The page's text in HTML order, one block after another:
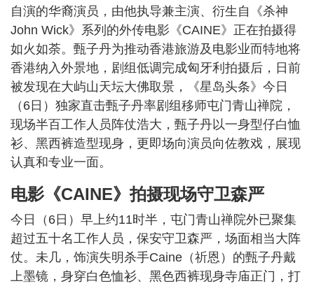
自演的华裔演员，由他执导兼主演、衍生自《杀神
John Wick》系列的外传电影《CAINE》正在拍摄得
如火如荼。甄子丹为推动香港旅游及电影业而特地将
香港纳入外景地，剧组低调完成匈牙利拍摄后，日前
被发现在大屿山天坛大佛取景，《星岛头条》今日
（6日）独家直击甄子丹率剧组移师屯门青山禅院，
现场半百工作人员阵仗浩大，甄子丹以一身型仔白恤
衫、黑西裤造型现身，更即场向演员向佐教戏，展现
认真和专业一面。
电影《CAINE》拍摄现场守卫森严
今日（6日）早上约11时半，屯门青山禅院外已聚集
超过五十名工作人员，保安守卫森严，场面相当大阵
仗。未几，饰演失明杀手Caine（祈恩）的甄子丹戴
上墨镜，身穿白色恤衫、黑色西裤现身寺庙正门，打